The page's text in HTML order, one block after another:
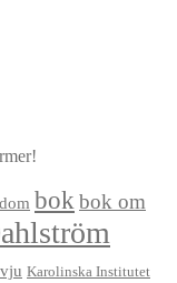
bokbok om
Karolinska Institutet